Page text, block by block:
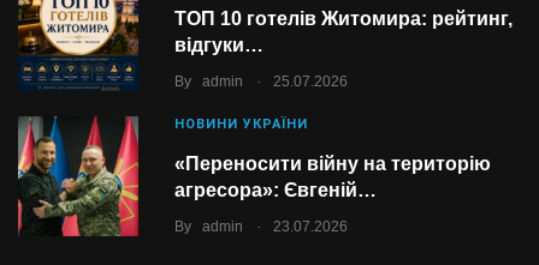
ТОП 10 готелів Житомира: рейтинг,
відгуки…
By admin . 25.07.2026
НОВИНИ УКРАЇНИ
«Переносити війну на територію
агресора»: Євгеній…
By admin . 23.07.2026